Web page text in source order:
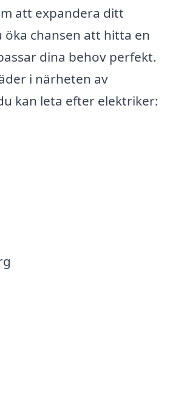
att expandera ditt
öka chansen att hitta en
dina behov perfekt.
i närheten av
kan leta efter elektriker: